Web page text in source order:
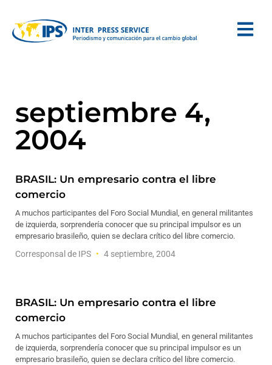
septiembre 4,
2004
BRASIL: Un empresario contra el libre
comercio
A muchos participantes del Foro Social Mundial, en general militantes
de izquierda, sorprendería conocer que su principal impulsor es un
empresario brasileño, quien se declara crítico del libre comercio.
Corresponsal de IPS 4 septiembre, 2004
BRASIL: Un empresario contra el libre
comercio
A muchos participantes del Foro Social Mundial, en general militantes
de izquierda, sorprendería conocer que su principal impulsor es un
empresario brasileño, quien se declara crítico del libre comercio.